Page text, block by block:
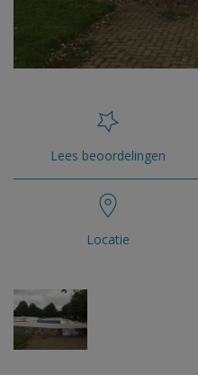
Lees beoordelingen
Locatie